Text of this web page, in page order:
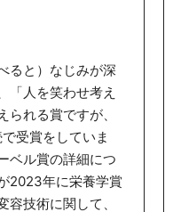
ると）なじみが深
「人を笑わせ考え
られる賞ですが、
受賞をしていま
ベル賞の詳細につ
2023年に栄養学賞
容技術に関して、